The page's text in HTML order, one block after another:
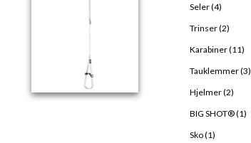
Seler (4)
Trinser (2)
Karabiner (11)
Tauklemmer (3)
Hjelmer (2)
BIG SHOT® (1)
Sko (1)